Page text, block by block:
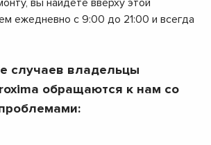
ежедневно с 9:00 до 21:00 и всегда
случаев владельцы
обращаются к нам со